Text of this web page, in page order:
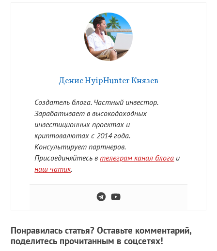
Денис HyipHunter Князев
Создатель блога. Частный инвестор.
Зарабатывает в высокодоходных
инвестиционных проектах и
криптовалютах с 2014 года.
Консультирует партнеров.
Присоединяйтесь втелеграм канал блога и
наш чатик.
Понравилась статья? Оставьте комментарий,
поделитесь прочитанным в соцсетях!